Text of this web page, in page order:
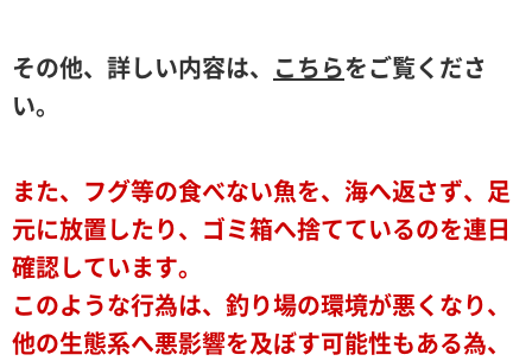
その他、詳しい内容は、 こちらをご覧くださ
い。
また、フグ等の食べない魚を、海へ返さず、足
元に放置したり、ゴミ箱へ捨てているのを連日
確認しています。
このような行為は、釣り場の環境が悪くなり、
他の生態系へ悪影響を及ぼす可能性もある為、